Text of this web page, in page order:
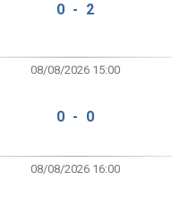
0 - 2
08/08/2026 15:00
0 - 0
08/08/2026 16:00